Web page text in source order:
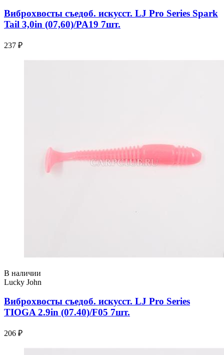
Виброхвосты съедоб. искусст. LJ Pro Series Spark
Tail 3,0in (07,60)/PA19 7шт.
237 ₽
В наличии
Lucky John
Виброхвосты съедоб. искусст. LJ Pro Series
TIOGA 2.9in (07.40)/F05 7шт.
206 ₽